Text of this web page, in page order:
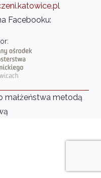
Facebooku:
małżeństwa metodą